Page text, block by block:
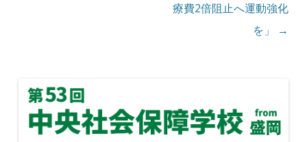
療費2倍阻止へ運動強化
を」
→